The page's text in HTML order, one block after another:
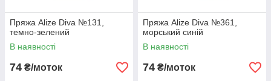
Пряжа Alize Diva №131,
темно-зелений
В наявності
74 ₴/моток
Пряжа Alize Diva №361,
морський синій
В наявності
74 ₴/моток